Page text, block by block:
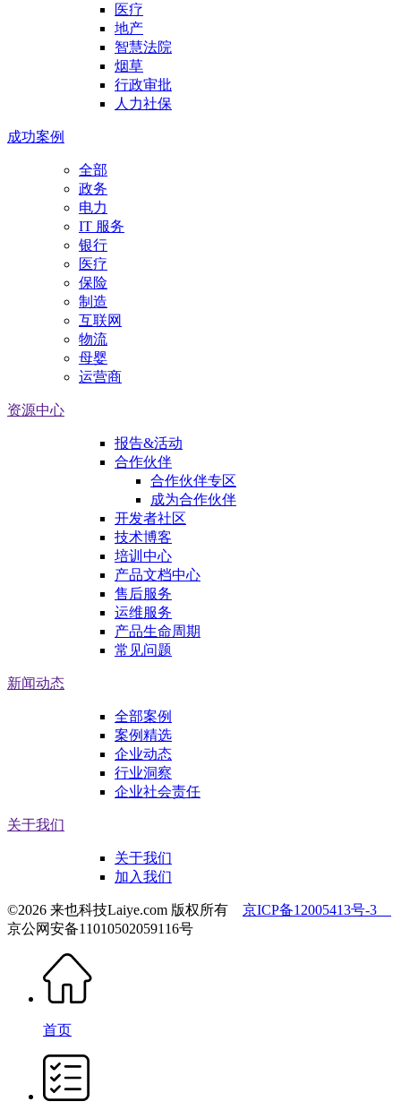
医疗
地产
智慧法院
烟草
行政审批
人力社保
成功案例
全部
政务
电力
IT 服务
银行
医疗
保险
制造
互联网
物流
母婴
运营商
资源中心
报告&活动
合作伙伴
合作伙伴专区
成为合作伙伴
开发者社区
技术博客
培训中心
产品文档中心
售后服务
运维服务
产品生命周期
常见问题
新闻动态
全部案例
案例精选
企业动态
行业洞察
企业社会责任
关于我们
关于我们
加入我们
©2026 来也科技Laiye.com 版权所有 京ICP备12005413号-3
京公网安备11010502059116号
首页